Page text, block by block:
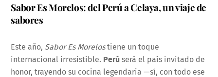
Sabor Es Morelos: del Perú a Celaya, un viaje de
sabores
Este año, Sabor Es Morelostiene un toque
internacional irresistible. Perú será el país invitado de
honor, trayendo su cocina legendaria —sí, con todo ese